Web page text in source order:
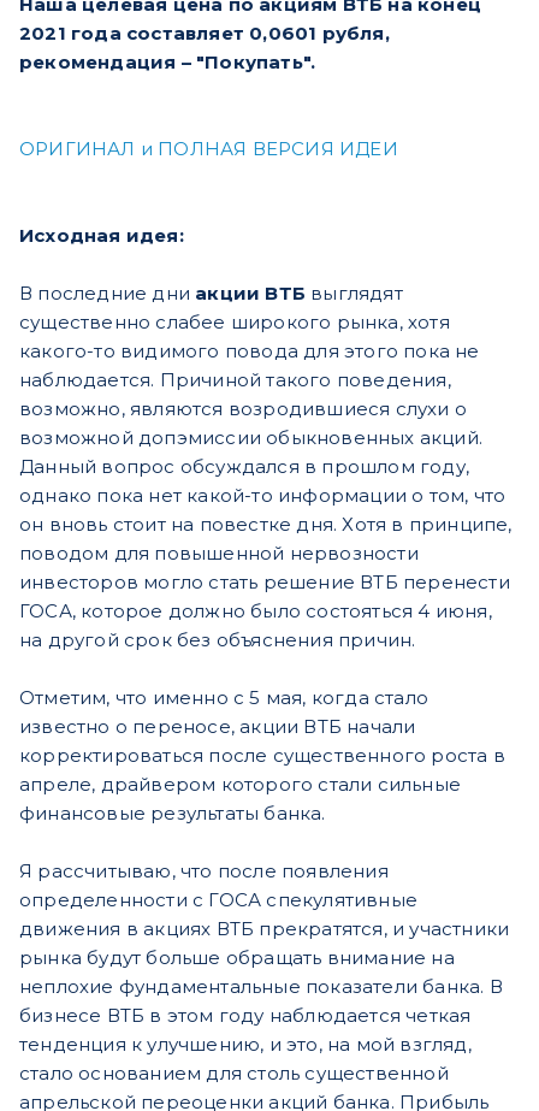
2021 года составляет 0,0601 рубля,
рекомендация – "Покупать".
ОРИГИНАЛ и ПОЛНАЯ ВЕРСИЯ ИДЕИ
Исходная идея:
В последние дни акции ВТБ выглядят
существенно слабее широкого рынка, хотя
какого-то видимого повода для этого пока не
наблюдается. Причиной такого поведения,
возможно, являются возродившиеся слухи о
возможной допэмиссии обыкновенных акций.
Данный вопрос обсуждался в прошлом году,
однако пока нет какой-то информации о том, что
он вновь стоит на повестке дня. Хотя в принципе,
поводом для повышенной нервозности
инвесторов могло стать решение ВТБ перенести
ГОСА, которое должно было состояться 4 июня,
на другой срок без объяснения причин.
Отметим, что именно с 5 мая, когда стало
известно о переносе, акции ВТБ начали
корректироваться после существенного роста в
апреле, драйвером которого стали сильные
финансовые результаты банка.
Я рассчитываю, что после появления
определенности с ГОСА спекулятивные
движения в акциях ВТБ прекратятся, и участники
рынка будут больше обращать внимание на
неплохие фундаментальные показатели банка. В
бизнесе ВТБ в этом году наблюдается четкая
тенденция к улучшению, и это, на мой взгляд,
стало основанием для столь существенной
апрельской переоценки акций банка. Прибыль